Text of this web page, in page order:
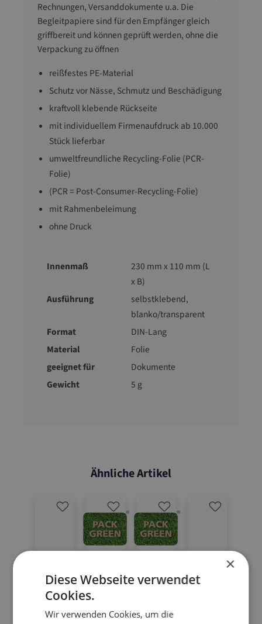
Rechnungen, Versanddokumente u.a. Die
Begleitpapiere sind für den Empfänger gleich
griffbereit und können geprüft werden, ohne die
Verpackung zu öffnen
reißfestes PE-Material
Schutz vor Nässe, Schmutz und Beschädigung
kraftvoll klebende Rückseite
mit individuellem Firmenaufdruck ab 10.000
Stück lieferbar
umweltfreundliche Recycling-Folie (PCR-
Folie)
(PCR = Post-Consumer-Recycling-Folie)
mit Rahmenbeleimung
ohne Druck
Innenmaß
230 mm x 110 mm (L
x B)
Ausführung
selbstklebend,
blanko/transparent
Format
DIN-Lang
Material
Folie
geeignet für
Dokumente
Gewicht
5 g
Ähnliche Artikel
×
Diese Webseite verwendet
Cookies.
Wir verwenden Cookies, um die